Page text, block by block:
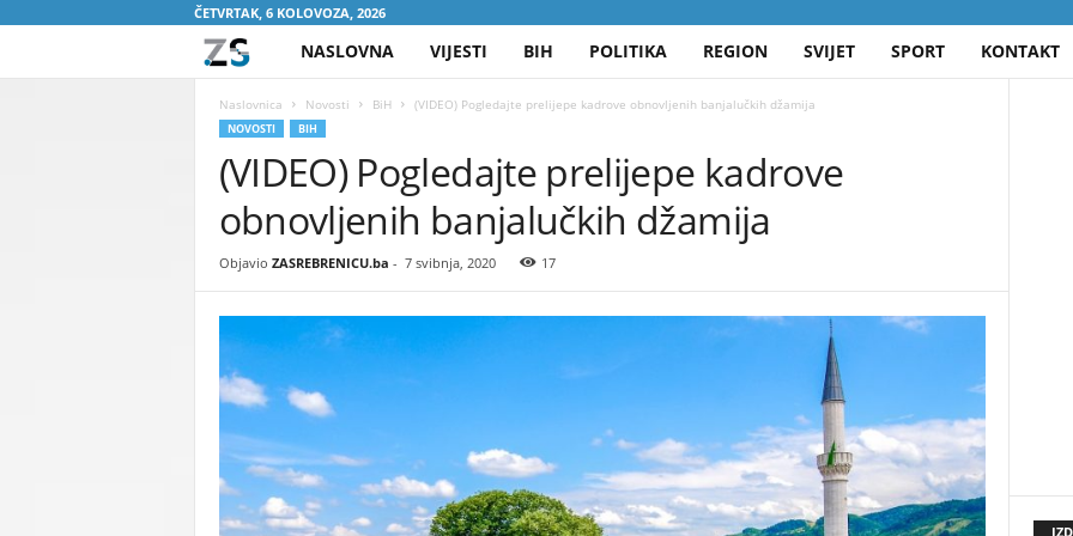
ČETVRTAK, 6 KOLOVOZA, 2026
A
S
E
B
N
I
NASLOVNA VIJESTI BIH POLITIKA REGION SVIJET SPORT KONTAKT
Naslovnica Novosti BiH (VIDEO) Pogledajte prelijepe kadrove obnovljenih banjalučkih džamija
NOVOSTI BIH
(VIDEO) Pogledajte prelijepe kadrove
obnovljenih banjalučkih džamija
Objavio ZASREBRENICU.ba - 7 svibnja, 2020 17